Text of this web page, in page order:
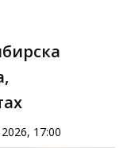
17:00